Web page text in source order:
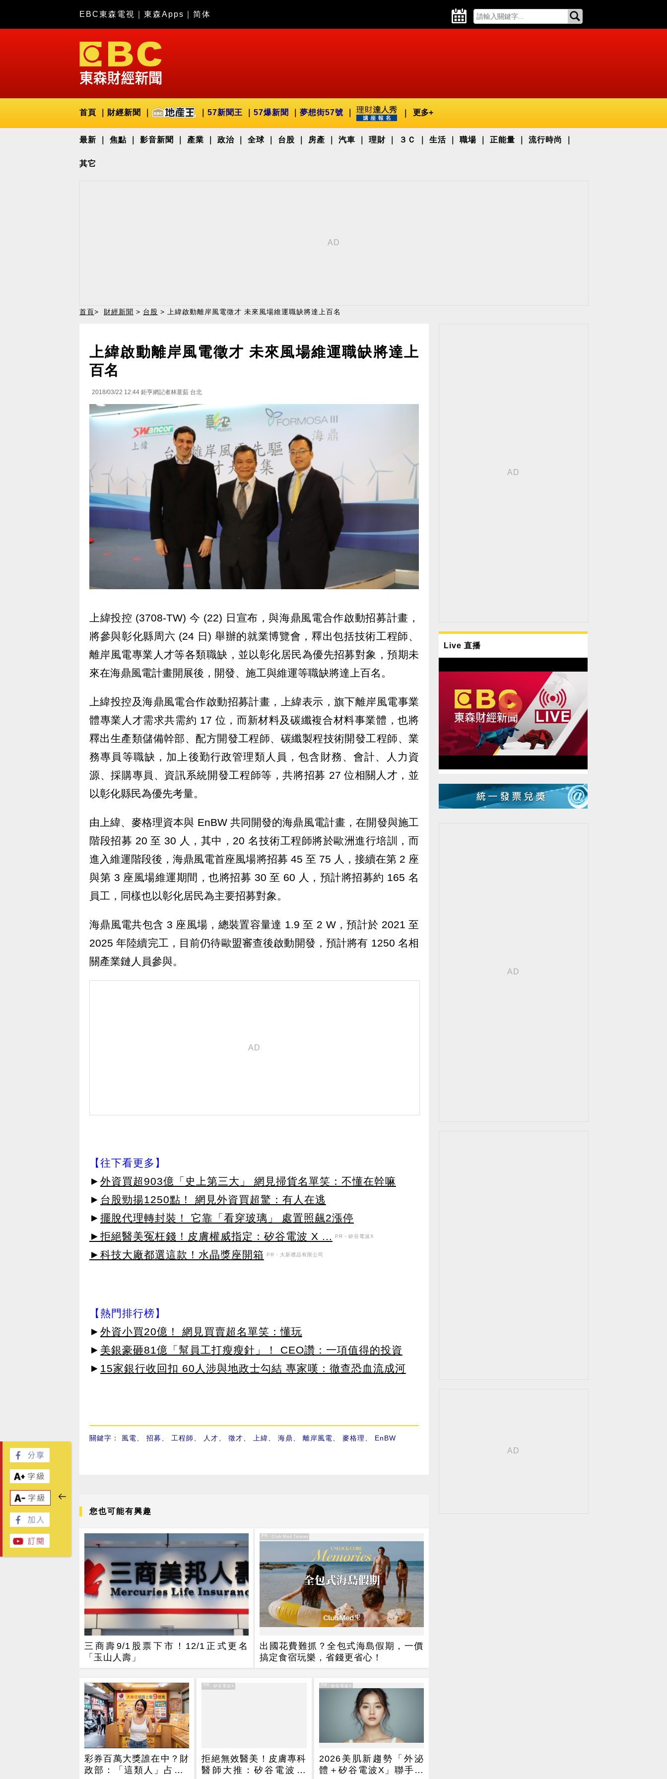
EBC東森電視 東森Apps 简体
首頁 財經新聞 57新聞王 57爆新聞 夢想街57號 更多+
最新 焦點 影音新聞 產業 政治 全球 台股 房產 汽車 理財 ３Ｃ 生活 職場 正能量 流行時尚
其它
首頁> 財經新聞 > 台股 > 上緯啟動離岸風電徵才 未來風場維運職缺將達上百名
上緯啟動離岸風電徵才 未來風場維運職缺將達上
百名
2018/03/22 12:44 鉅亨網記者林薏茹 台北
上緯投控 (3708-TW) 今 (22) 日宣布，與海鼎風電合作啟動招募計畫，
將參與彰化縣周六 (24 日) 舉辦的就業博覽會，釋出包括技術工程師、
離岸風電專業人才等各類職缺，並以彰化居民為優先招募對象，預期未
來在海鼎風電計畫開展後，開發、施工與維運等職缺將達上百名。
上緯投控及海鼎風電合作啟動招募計畫，上緯表示，旗下離岸風電事業
體專業人才需求共需約 17 位，而新材料及碳纖複合材料事業體，也將
釋出生產類儲備幹部、配方開發工程師、碳纖製程技術開發工程師、業
務專員等職缺，加上後勤行政管理類人員，包含財務、會計、人力資
源、採購專員、資訊系統開發工程師等，共將招募 27 位相關人才，並
以彰化縣民為優先考量。
由上緯、麥格理資本與 EnBW 共同開發的海鼎風電計畫，在開發與施工
階段招募 20 至 30 人，其中，20 名技術工程師將於歐洲進行培訓，而
進入維運階段後，海鼎風電首座風場將招募 45 至 75 人，接續在第 2 座
與第 3 座風場維運期間，也將招募 30 至 60 人，預計將招募約 165 名
員工，同樣也以彰化居民為主要招募對象。
海鼎風電共包含 3 座風場，總裝置容量達 1.9 至 2 W，預計於 2021 至
2025 年陸續完工，目前仍待歐盟審查後啟動開發，預計將有 1250 名相
關產業鏈人員參與。
【往下看更多】
► 外資買超903億「史上第三大」 網見掃貨名單笑：不懂在幹嘛
► 台股勁揚1250點！ 網見外資買超驚：有人在逃
► 擺脫代理轉封裝！ 它靠「看穿玻璃」 處置照飆2漲停
►拒絕醫美冤枉錢！皮膚權威指定：矽谷電波 X ...
PR・矽谷電波X
►科技大廠都選這款！水晶獎座開箱 PR・大新禮品有限公司
【熱門排行榜】
► 外資小買20億！ 網見買賣超名單笑：懂玩
► 美銀豪砸81億「幫員工打瘦瘦針」！ CEO讚：一項值得的投資
► 15家銀行收回扣 60人涉與地政士勾結 專家嘆：徹查恐血流成河
關鍵字： 風電 招募 工程師 人才 徵才 上緯 海鼎 離岸風電 麥格理 EnBW
您也可能有興趣
三商壽9/1股票下市！12/1正式更名
「玉山人壽」
PR
出國花費難抓？全包式海島假期，一價
搞定食宿玩樂，省錢更省心！
PR・Club Med Taiwan
彩券百萬大獎誰在中？財
政部：「這類人」占逾6
PR
拒絕無效醫美！皮膚專科
醫師大推：矽谷電波 X
PR・矽谷電波X PR
2026美肌新趨勢「外泌
體＋矽谷電波X」聯手，
PR・矽谷電波X
Live 直播